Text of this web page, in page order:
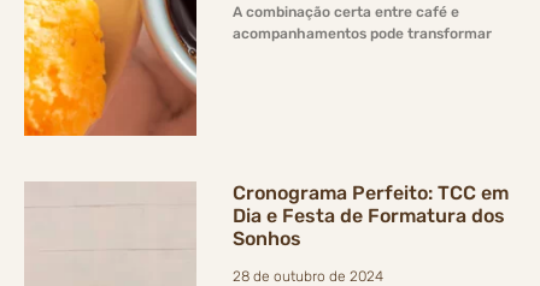
A combinação certa entre café e
acompanhamentos pode transformar
Cronograma Perfeito: TCC em
Dia e Festa de Formatura dos
Sonhos
28 de outubro de 2024